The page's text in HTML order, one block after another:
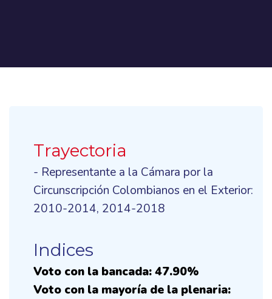
Trayectoria
- Representante a la Cámara por la
Circunscripción Colombianos en el Exterior:
2010-2014, 2014-2018
Indices
Voto con la bancada: 47.90%
Voto con la mayoría de la plenaria: